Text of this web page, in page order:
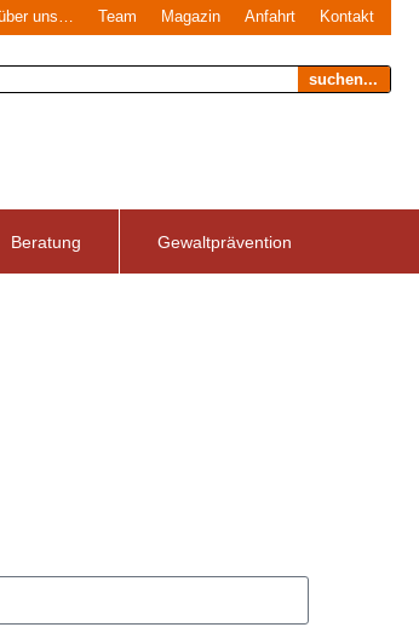
uns… Team Magazin Anfahrt Kontakt
suchen...
Beratung Gewaltprävention